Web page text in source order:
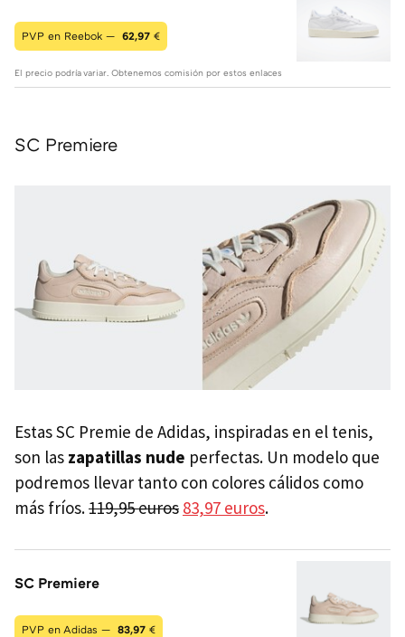
PVP en Reebok — 62,97 €
El precio podría variar. Obtenemos comisión por estos enlaces
SC Premiere
Estas SC Premie de Adidas, inspiradas en el tenis,
son las zapatillas nude perfectas. Un modelo que
podremos llevar tanto con colores cálidos como
más fríos.119,95 euros 83,97 euros.
SC Premiere
PVP en Adidas — 83,97 €